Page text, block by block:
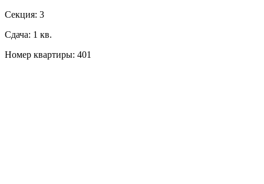
Секция: 3
Сдача: 1 кв.
Номер квартиры: 401